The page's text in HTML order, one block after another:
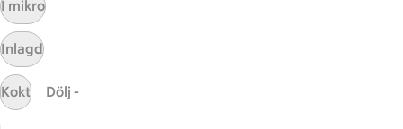
Prenumerera
I mikro
Inlagd
Kokt Dölj -